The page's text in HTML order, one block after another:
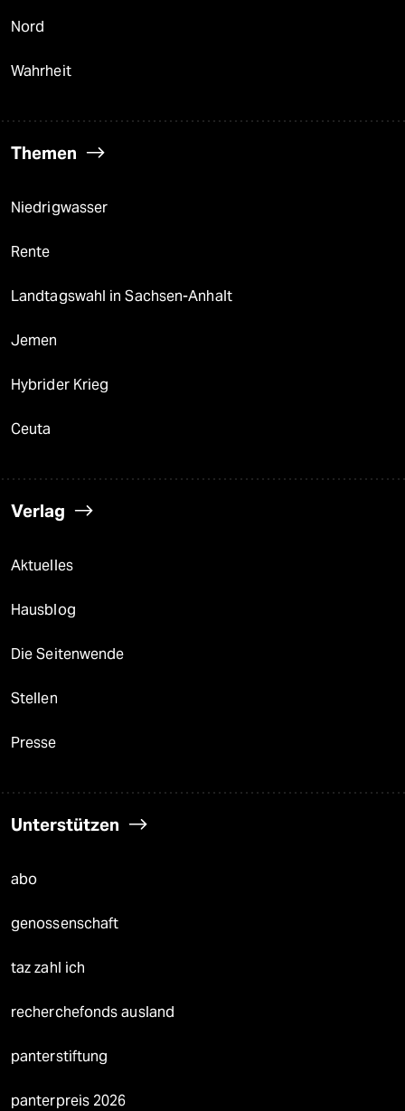
Nord
Wahrheit
Themen
Niedrigwasser
Rente
Landtagswahl in Sachsen-Anhalt
Jemen
Hybrider Krieg
Ceuta
Verlag
Aktuelles
Hausblog
Die Seitenwende
Stellen
Presse
Unterstützen
abo
genossenschaft
taz zahl ich
recherchefonds ausland
panterstiftung
panterpreis 2026